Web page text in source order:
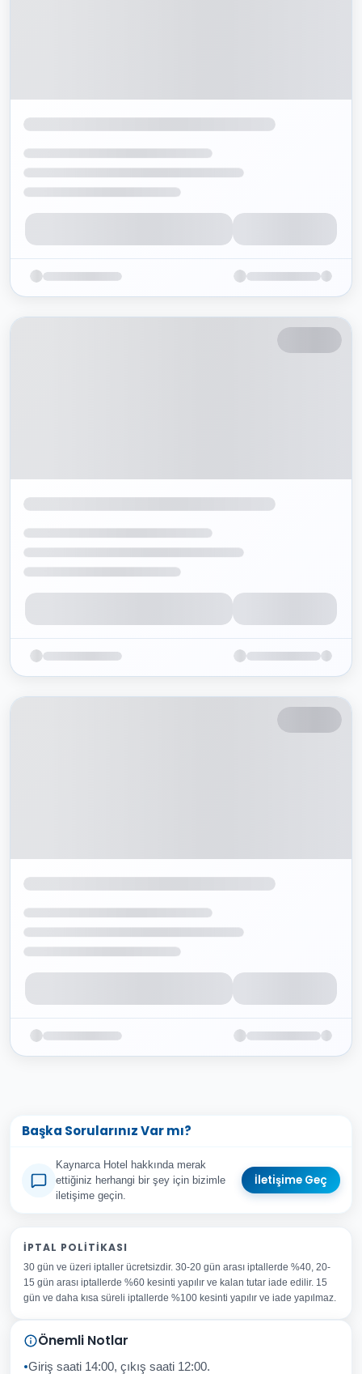
Başka Sorularınız Var mı?
Kaynarca Hotel hakkında merak
ettiğiniz herhangi bir şey için bizimle
iletişime geçin.
İletişime Geç
Adınız Soyadınız
E-posta Adresiniz
Konu
Sorunuz
İPTAL POLITIKASI
30 gün ve üzeri iptaller ücretsizdir. 30-20 gün arası iptallerde %40, 20-
15 gün arası iptallerde %60 kesinti yapılır ve kalan tutar iade edilir. 15
gün ve daha kısa süreli iptallerde %100 kesinti yapılır ve iade yapılmaz.
Önemli Notlar
Giriş saati 14:00, çıkış saati 12:00.